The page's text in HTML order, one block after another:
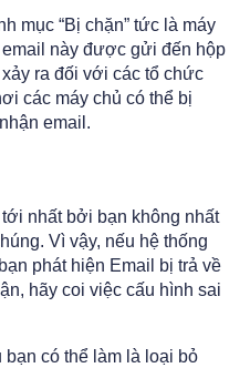
mục “Bị chặn” tức là máy
này được gửi đến hộp
ra đối với các tổ chức
các máy chủ có thể bị
email.
nhất bởi bạn không nhất
Vì vậy, nếu hệ thống
phát hiện Email bị trả về
hãy coi việc cấu hình sai
bạn có thể làm là loại bỏ